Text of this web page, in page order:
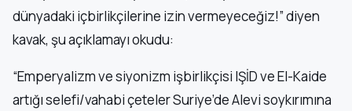
dünyadaki içbirlikçilerine izin vermeyeceğiz!” diyen
kavak, şu açıklamayı okudu:
“Emperyalizm ve siyonizm işbirlikçisi IŞİD ve El-Kaide
artığı selefi/vahabi çeteler Suriye’de Alevi soykırımına